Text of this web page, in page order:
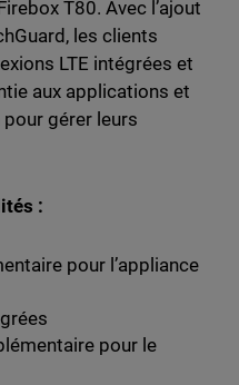
T80. Avec l’ajout
les clients
LTE intégrées et
aux applications et
gérer leurs
:
pour l’appliance
pour le